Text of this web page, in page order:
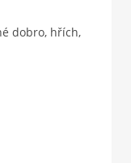
dobro, hřích,